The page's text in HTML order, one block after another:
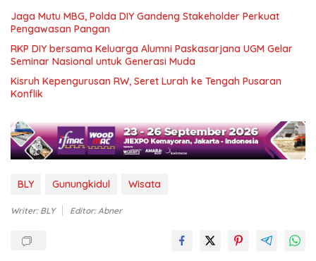
Jaga Mutu MBG, Polda DIY Gandeng Stakeholder Perkuat
Pengawasan Pangan
RKP DIY bersama Keluarga Alumni Paskasarjana UGM Gelar
Seminar Nasional untuk Generasi Muda
Kisruh Kepengurusan RW, Seret Lurah ke Tengah Pusaran
Konflik
BLY Gunungkidul Wisata
Writer: BLY Editor: Abner